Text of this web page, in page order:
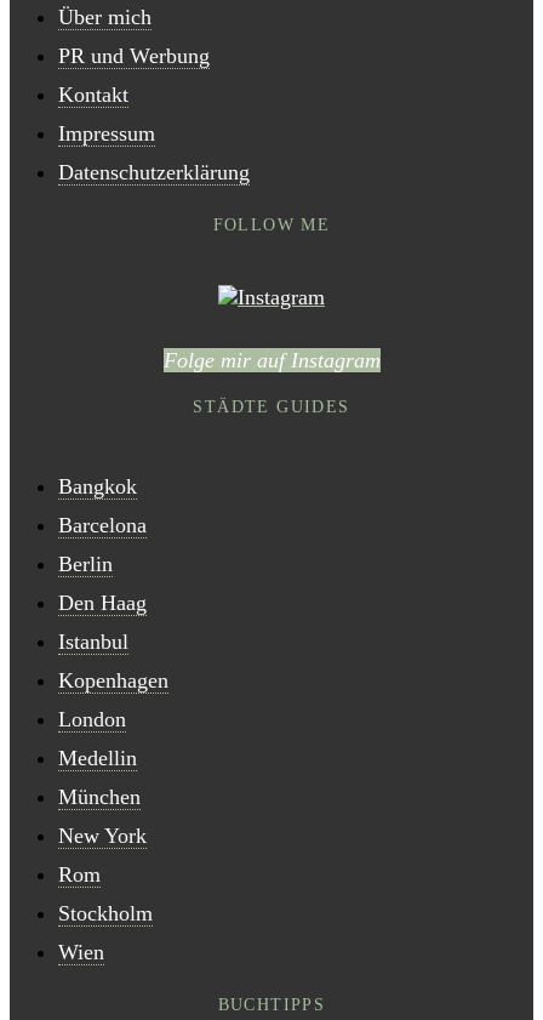
Über mich
PR und Werbung
Kontakt
Impressum
Datenschutzerklärung
FOLLOW ME
Folge mir auf Instagram
STÄDTE GUIDES
Bangkok
Barcelona
Berlin
Den Haag
Istanbul
Kopenhagen
London
Medellin
München
New York
Rom
Stockholm
Wien
BUCHTIPPS